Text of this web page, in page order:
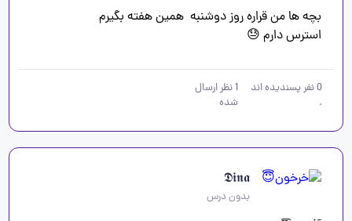
استرس دارم 😓
0نفر پسندیده اند
.
1نظر ارسال
شده
𝕯𝖎𝖓𝖆
بدون درس